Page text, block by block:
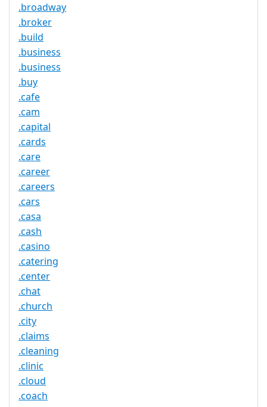
.broadway
.broker
.build
.business
.business
.buy
.cafe
.cam
.capital
.cards
.care
.career
.careers
.cars
.casa
.cash
.casino
.catering
.center
.chat
.church
.city
.claims
.cleaning
.clinic
.cloud
.coach